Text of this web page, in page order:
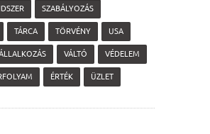
SZABÁLYOZÁS
TÁRCA TÖRVÉNY USA
VÁLTÓ VÉDELEM
ÉRTÉK ÜZLET